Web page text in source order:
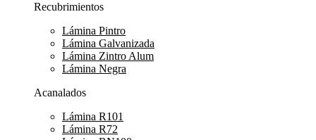
Recubrimientos
Lámina Pintro
Lámina Galvanizada
Lámina Zintro Alum
Lámina Negra
Acanalados
Lámina R101
Lámina R72